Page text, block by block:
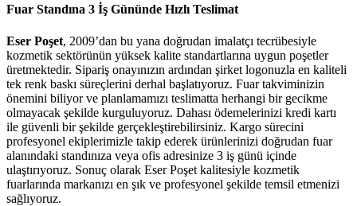
Fuar Standına 3 İş Gününde Hızlı Teslimat
Eser Poşet, 2009’dan bu yana doğrudan imalatçı tecrübesiyle
kozmetik sektörünün yüksek kalite standartlarına uygun poşetler
üretmektedir. Sipariş onayınızın ardından şirket logonuzla en kaliteli
tek renk baskı süreçlerini derhal başlatıyoruz. Fuar takviminizin
önemini biliyor ve planlamamızı teslimatta herhangi bir gecikme
olmayacak şekilde kurguluyoruz. Dahası ödemelerinizi kredi kartı
ile güvenli bir şekilde gerçekleştirebilirsiniz. Kargo sürecini
profesyonel ekiplerimizle takip ederek ürünlerinizi doğrudan fuar
alanındaki standınıza veya ofis adresinize 3 iş günü içinde
ulaştırıyoruz. Sonuç olarak Eser Poşet kalitesiyle kozmetik
fuarlarında markanızı en şık ve profesyonel şekilde temsil etmenizi
sağlıyoruz.